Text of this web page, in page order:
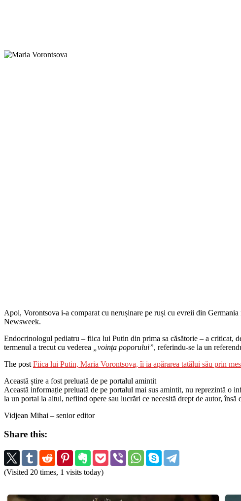
Apoi, Vorontsova i-a comparat cu nerușinare pe ruși cu evreii din Germania
Newsweek.
Endocrinologul pediatru – fiica lui Putin din prima sa căsătorie – a criticat,
termenul a trecut cu vederea
„voința poporului”, referindu-se la un
The post Fiica lui Putin, Maria Vorontsova, îi ia apărarea tatălui său prin
Această știre a fost preluată de pe portalul amintit
Această informație preluată de pe portalul mai sus amintit, nu reprezintă
la un portal la altul, nefiind opere sau lucrări ce necesită drept de autor,
Vidjean Mihai – senior editor
Share this:
(Visited 20 times, 1 visits today)